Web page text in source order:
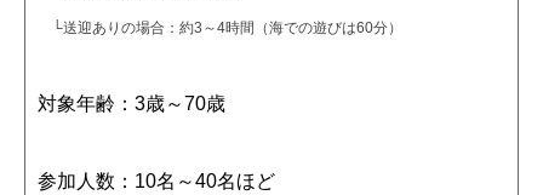
└送迎ありの場合：約3～4時間（海での遊びは60分）
対象年齢：3歳～70歳
参加人数：10名～40名ほど